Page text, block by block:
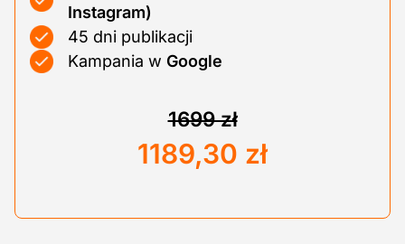
Instagram)
45 dni publikacji
Kampania w Google
1699 zł
1189,30 zł